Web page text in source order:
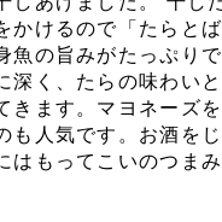
かけるので「たらと
魚の旨みがたっぷり
深く、たらの味わい
きます。マヨネーズ
も人気です。お酒を
はもってこいのつま